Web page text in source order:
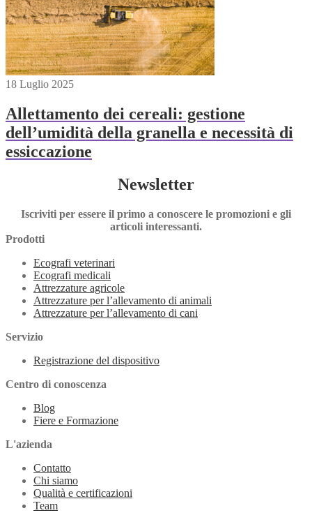
18 Luglio 2025
Allettamento dei cereali: gestione
dell’umidità della granella e necessità di
essiccazione
Newsletter
Iscriviti per essere il primo a conoscere le promozioni e gli
articoli interessanti.
Prodotti
Ecografi veterinari
Ecografi medicali
Attrezzature agricole
Attrezzature per l’allevamento di animali
Attrezzature per l’allevamento di cani
Servizio
Registrazione del dispositivo
Centro di conoscenza
Blog
Fiere e Formazione
L'azienda
Contatto
Chi siamo
Qualità e certificazioni
Team